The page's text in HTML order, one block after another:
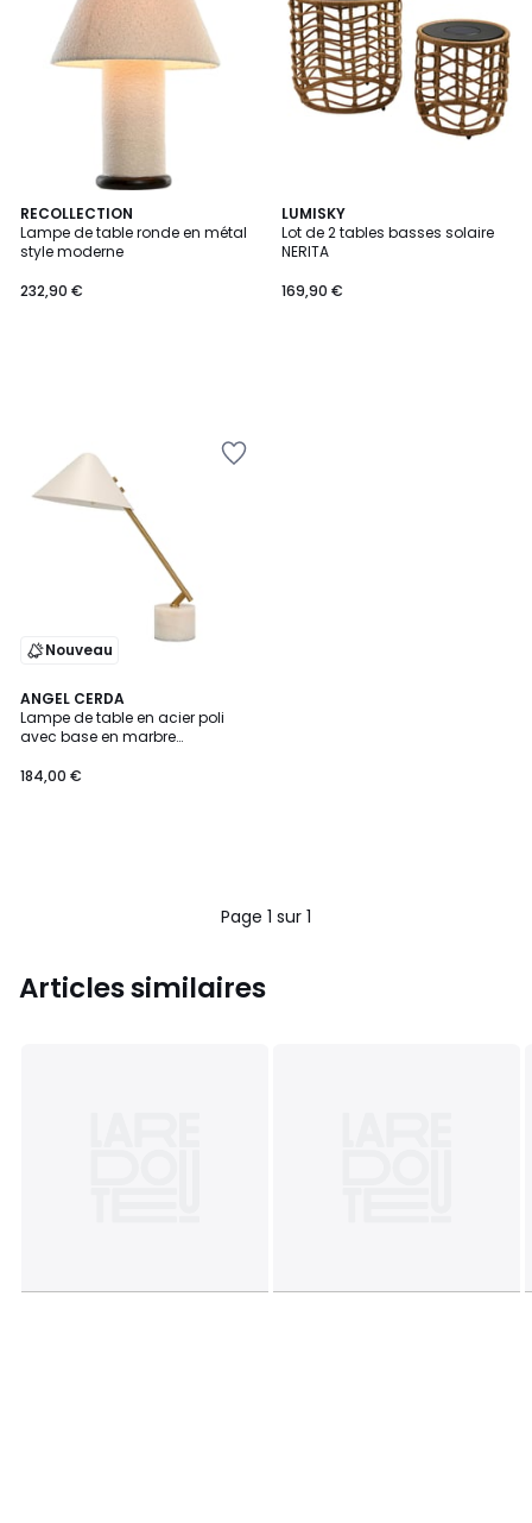
RECOLLECTION
Lampe de table ronde en métal
style moderne
232,90 €
LUMISKY
Lot de 2 tables basses solaire
NERITA
169,90 €
Nouveau
ANGEL CERDA
Lampe de table en acier poli
avec base en marbre
184,00 €
Page 1 sur 1
Articles similaires